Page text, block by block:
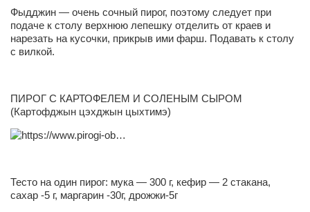
городская клиническая больница №4
Оптика — Медтехника
«Винегрет» — демократичный ресторан
«ЧАЙ — КАВА» магазин — кафе
«CYCLE GARAGE» — магазин велосипедов
«Книголюб» — супермаркет
Фыдджин — очень сочный пирог, поэтому следует при
подаче к столу верхнюю лепешку отделить от краев и
нарезать на кусочки, прикрыв ими фарш. Подавать к столу
с вилкой.
ПИРОГ С КАРТОФЕЛЕМ И СОЛЕНЫМ СЫРОМ
(Картофджын цэхджын цыхтимэ)
Тесто на один пирог: мука — 300 г, кефир — 2 стакана,
сахар -5 г, маргарин -30г, дрожжи-5г